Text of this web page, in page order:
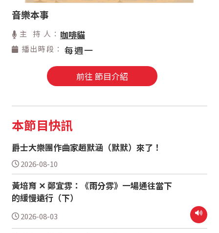
音樂本事
主 持 人： 咖啡貓
播出時段： 每週一
前往 節目介紹
本節目快訊
爵士大樂團作曲家趙默涵（默默）來了！
2026-08-10
黃培育 ✕ 鄭宜雰：《雨分雰》一場通往當下
的緩慢遠行（下）
2026-08-03